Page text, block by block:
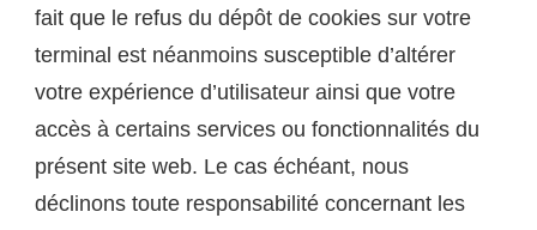
fait que le refus du dépôt de cookies sur votre
terminal est néanmoins susceptible d’altérer
votre expérience d’utilisateur ainsi que votre
accès à certains services ou fonctionnalités du
présent site web. Le cas échéant, nous
déclinons toute responsabilité concernant les